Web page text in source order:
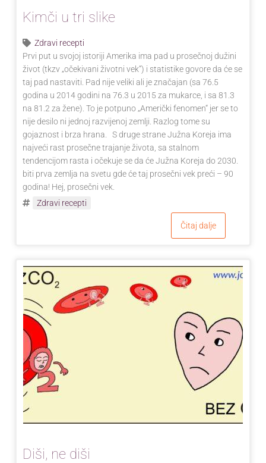
Kimči u tri slike
Zdravi recepti
Prvi put u svojoj istoriji Amerika ima pad u prosečnoj dužini
život (tkzv „očekivani životni vek“) i statistike govore da će se
taj pad nastaviti. Pad nije veliki ali je značajan (sa 76.5
godina u 2014 godini na 76.3 u 2015 za mukarce, i sa 81.3
na 81.2 za žene). To je potpuno „Američki fenomen“ jer se to
nije desilo ni jednoj razvijenoj zemlji. Razlog tome su
gojaznost i brza hrana. S druge strane Južna Koreja ima
najveći rast prosečne trajanje života, sa stalnom
tendencijom rasta i očekuje se da će Južna Koreja do 2030.
biti prva zemlja na svetu gde će taj prosečni vek preći – 90
godina! Hej, prosečni vek.
Zdravi recepti
Čitaj dalje
Diši, ne diši